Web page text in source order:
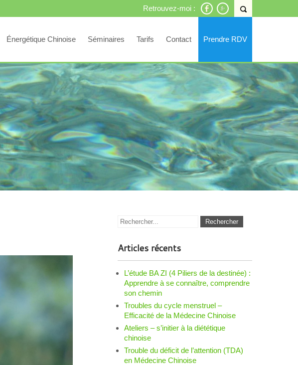
Retrouvez-moi :
Énergétique Chinoise Séminaires Tarifs Contact Prendre RDV
Articles récents
L’étude BA ZI (4 Piliers de la destinée) :
Apprendre à se connaître, comprendre
son chemin
Troubles du cycle menstruel –
Efficacité de la Médecine Chinoise
Ateliers – s’initier à la diététique
chinoise
Trouble du déficit de l’attention (TDA)
en Médecine Chinoise